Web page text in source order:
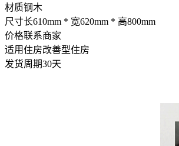
材质钢木
尺寸长610mm * 宽620mm * 高800mm
价格联系商家
适用住房改善型住房
发货周期30天